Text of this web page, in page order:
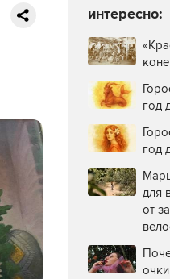
интересно:
год
год
для
от